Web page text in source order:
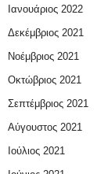
Ιανουάριος 2022
Δεκέμβριος 2021
Νοέμβριος 2021
Οκτώβριος 2021
Σεπτέμβριος 2021
Αύγουστος 2021
Ιούλιος 2021